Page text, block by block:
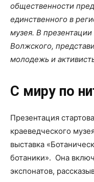
общественности
единственного в
музея. В
Волжского,
молодежь и
С миру по
Презентация
краеведческого
выставка
ботаники». Она
экспонатов,